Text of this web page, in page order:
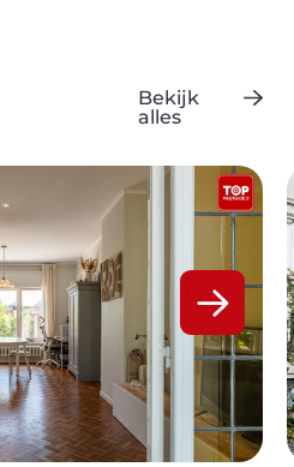
Bekijk
alles